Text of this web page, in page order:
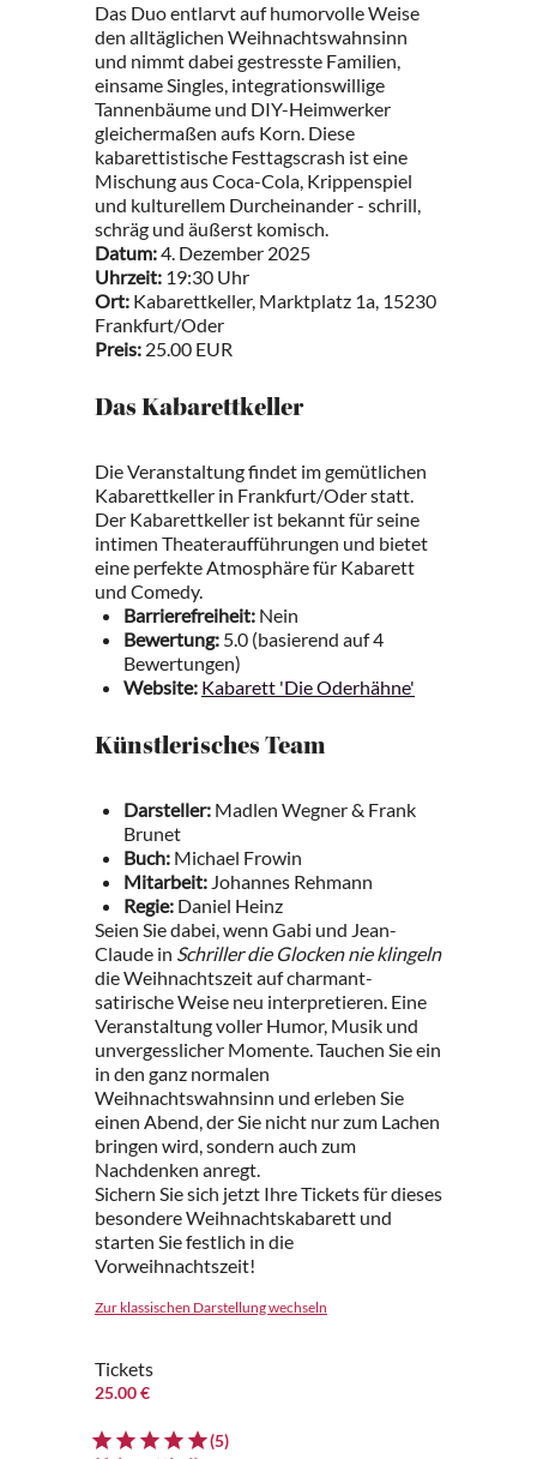
Das Duo entlarvt auf humorvolle Weise
den alltäglichen Weihnachtswahnsinn
und nimmt dabei gestresste Familien,
einsame Singles, integrationswillige
Tannenbäume und DIY-Heimwerker
gleichermaßen aufs Korn. Diese
kabarettistische Festtagscrash ist eine
Mischung aus Coca-Cola, Krippenspiel
und kulturellem Durcheinander - schrill,
schräg und äußerst komisch.
Datum:4. Dezember 2025
Uhrzeit: 19:30 Uhr
Ort: Kabarettkeller, Marktplatz 1a, 15230
Frankfurt/Oder
Preis: 25.00 EUR
Das Kabarettkeller
Die Veranstaltung findet im gemütlichen
Kabarettkeller in Frankfurt/Oder statt.
Der Kabarettkeller ist bekannt für seine
intimen Theateraufführungen und bietet
eine perfekte Atmosphäre für Kabarett
und Comedy.
Barrierefreiheit: Nein
Bewertung: 5.0 (basierend auf 4
Bewertungen)
Website: Kabarett 'Die Oderhähne'
Künstlerisches Team
Darsteller: Madlen Wegner & Frank
Brunet
Buch: Michael Frowin
Mitarbeit: Johannes Rehmann
Regie: Daniel Heinz
Seien Sie dabei, wenn Gabi und Jean-
Claude in Schriller die Glocken nie klingeln
die Weihnachtszeit auf charmant-
satirische Weise neu interpretieren. Eine
Veranstaltung voller Humor, Musik und
unvergesslicher Momente. Tauchen Sie ein
in den ganz normalen
Weihnachtswahnsinn und erleben Sie
einen Abend, der Sie nicht nur zum Lachen
bringen wird, sondern auch zum
Nachdenken anregt.
Sichern Sie sich jetzt Ihre Tickets für dieses
besondere Weihnachtskabarett und
starten Sie festlich in die
Vorweihnachtszeit!
Zur klassischen Darstellung wechseln
Tickets
25.00 €
(5)